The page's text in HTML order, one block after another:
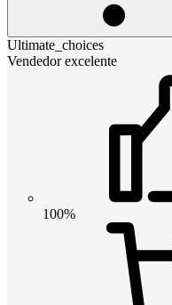
Ultimate_choices
Vendedor excelente
100%